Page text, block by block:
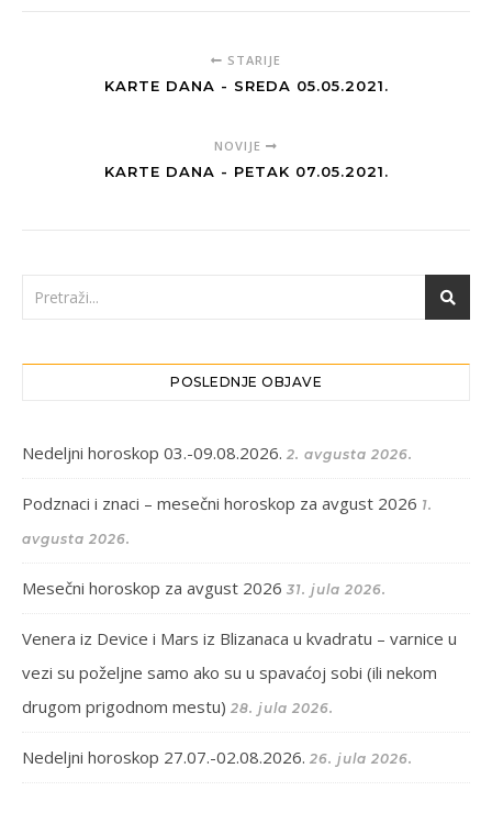
STARIJE
KARTE DANA - SREDA 05.05.2021.
NOVIJE
KARTE DANA - PETAK 07.05.2021.
POSLEDNJE OBJAVE
Nedeljni horoskop 03.-09.08.2026. 2. avgusta 2026.
Podznaci i znaci – mesečni horoskop za avgust 2026 1.
avgusta 2026.
Mesečni horoskop za avgust 2026 31. jula 2026.
Venera iz Device i Mars iz Blizanaca u kvadratu – varnice u
vezi su poželjne samo ako su u spavaćoj sobi (ili nekom
drugom prigodnom mestu) 28. jula 2026.
Nedeljni horoskop 27.07.-02.08.2026. 26. jula 2026.